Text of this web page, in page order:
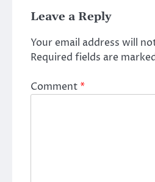
Leave a Reply
Your email address will
Required fields are
Comment*